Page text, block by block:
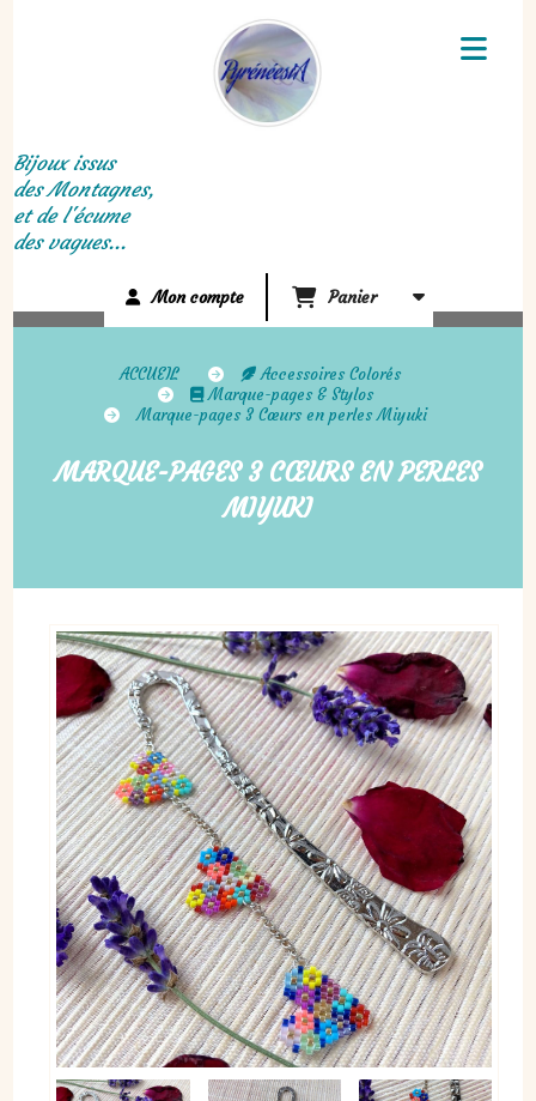
Bijoux issus
des Montagnes,
et de l'écume
des vagues...
Mon compte Panier
ACCUEIL
Accessoires Colorés
Marque-pages & Stylos
Marque-pages 3 Cœurs en perles Miyuki
MARQUE-PAGES 3 CŒURS EN PERLES
MIYUKI